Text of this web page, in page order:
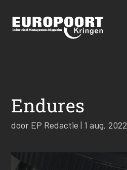
Endures
door EP Redactie | 1 aug, 2022